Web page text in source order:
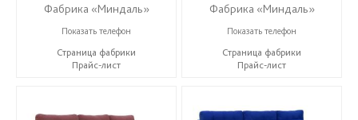
Фабрика «Миндаль»
+7 (927) 630-62-82
Показать телефон
Страница фабрики
Прайс-лист
Фабрика «Миндаль»
+7 (927) 630-62-82
Показать телефон
Страница фабрики
Прайс-лист